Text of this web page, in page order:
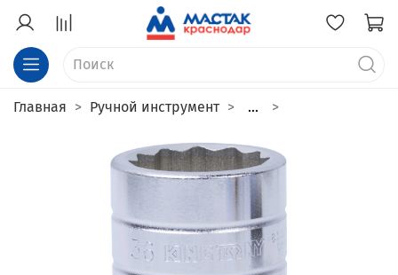
Главная Ручной инструмент ...